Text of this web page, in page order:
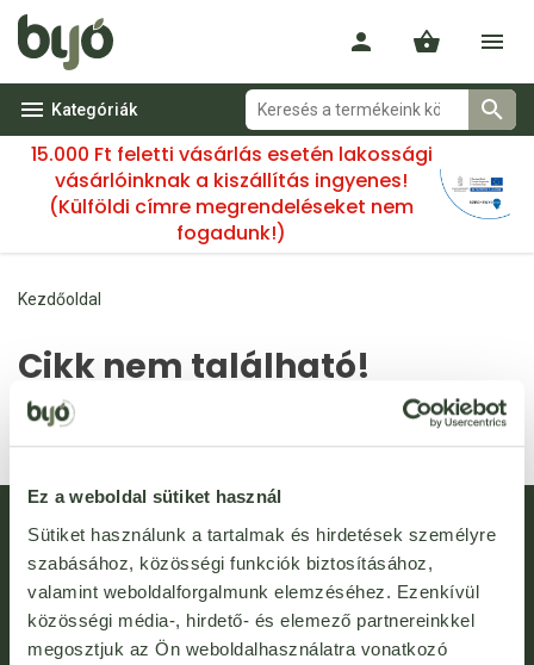
Ez a weboldal sütiket használ
Sütiket használunk a tartalmak és hirdetések személyre
szabásához, közösségi funkciók biztosításához,
valamint weboldalforgalmunk elemzéséhez. Ezenkívül
közösségi média-, hirdető- és elemező partnereinkkel
megosztjuk az Ön weboldalhasználatra vonatkozó
Kategóriák
15.000 Ft feletti vásárlás esetén lakossági
vásárlóinknak a kiszállítás ingyenes!
(Külföldi címre megrendeléseket nem
fogadunk!)
Kezdőoldal
Cikk nem található!
A(z) 85987 kóddal rendelkező termék nem található. Lehetséges,
Általános Szerződési Feltételek (ÁSZF) Adatvédelem
Adatkezelési kérelem Panaszkezelési Tájékoztató
Bejelentővédelem Fogyasztói elállás